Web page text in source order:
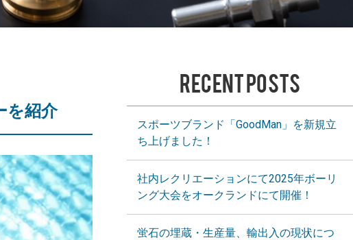
を紹介
RECENT POSTS
スポーツブランド「GoodMan」を新規立
ち上げました！
社内レクリエーションにて2025年ボーリ
ング大会をオークランドにて開催！
蛍石の埋蔵・生産量、輸出入の現状につ